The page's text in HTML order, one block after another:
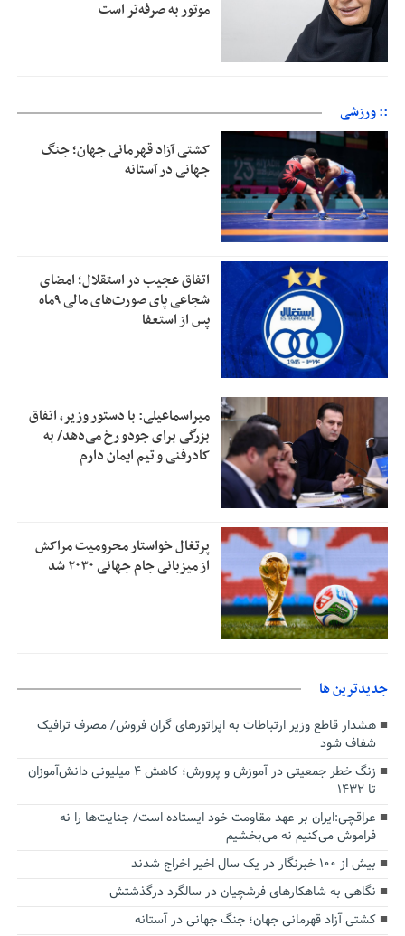
موتور به‌ صرفه‌تر است
:: ورزشی
کشتی آزاد قهرمانی جهان؛ جنگ
جهانی در آستانه
اتفاق عجیب در استقلال؛ امضای
شجاعی پای صورت‌های مالی ٩ماه
پس از استعفا
میراسماعیلی: با دستور وزیر، اتفاق
بزرگی برای جودو رخ می‌دهد/ به
کادرفنی و تیم ایمان دارم
پرتغال خواستار محرومیت مراکش
از میزبانی جام جهانی ۲۰۳۰ شد
جديدترين ها
هشدار قاطع وزیر ارتباطات به اپراتورهای گران فروش/ مصرف ترافیک
شفاف شود
زنگ خطر جمعیتی در آموزش و پرورش؛ کاهش ۴ میلیونی دانش‌آموزان
تا ۱۴۳۲
عراقچی:ایران بر عهد مقاومت خود ایستاده است/ جنایت‌ها را نه
فراموش می‌کنیم نه می‌بخشیم
بیش از ۱۰۰ خبرنگار در یک سال اخیر اخراج شدند
نگاهی به شاهکارهای فرشچیان در سالگرد درگذشتش
کشتی آزاد قهرمانی جهان؛ جنگ جهانی در آستانه